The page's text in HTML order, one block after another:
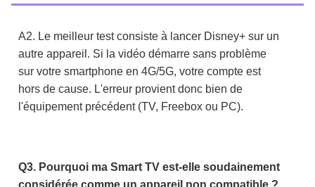
A2. Le meilleur test consiste à lancer Disney+ sur un
autre appareil. Si la vidéo démarre sans problème
sur votre smartphone en 4G/5G, votre compte est
hors de cause. L'erreur provient donc bien de
l'équipement précédent (TV, Freebox ou PC).
Q3. Pourquoi ma Smart TV est-elle soudainement
considérée comme un appareil non compatible ?